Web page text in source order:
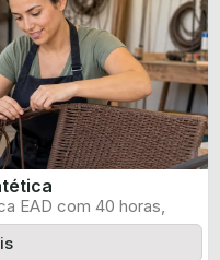
EAD com 40 horas,